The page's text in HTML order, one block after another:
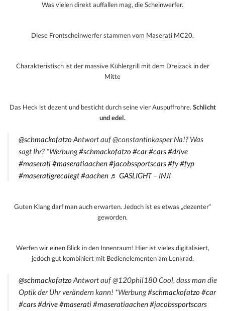
Was vielen direkt auffallen mag, die Scheinwerfer.
Diese Frontscheinwerfer stammen vom Maserati MC20.
Charakteristisch ist der massive Kühlergrill mit dem Dreizack in der
Mitte
Das Heck ist dezent und besticht durch seine vier Auspuffrohre. Schlicht
und edel.
@schmackofatzo Antwort auf @constantinkasper Na!? Was
sagt Ihr? *Werbung#schmackofatzo #car#cars#drive
#maserati#maseratiaachen#jacobssportscars#fy#fyp
#maseratigrecalegt#aachen ♬ GASLIGHT – INJI
Guten Klang darf man auch erwarten. Jedoch ist es etwas „dezenter“
geworden.
Werfen wir einen Blick in den Innenraum! Hier ist vieles digitalisiert,
jedoch gut kombiniert mit Bedienelementen am Lenkrad.
@schmackofatzo Antwort auf @120phil180 Cool, dass man die
Optik der Uhr verändern kann! *Werbung#schmackofatzo #car
#cars#drive#maserati#maseratiaachen#jacobssportscars